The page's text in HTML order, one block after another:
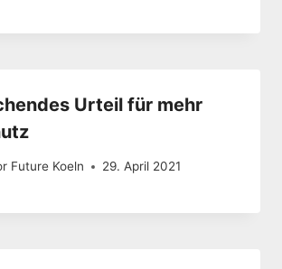
Urteil für mehr
Future Koeln 29. April 2021